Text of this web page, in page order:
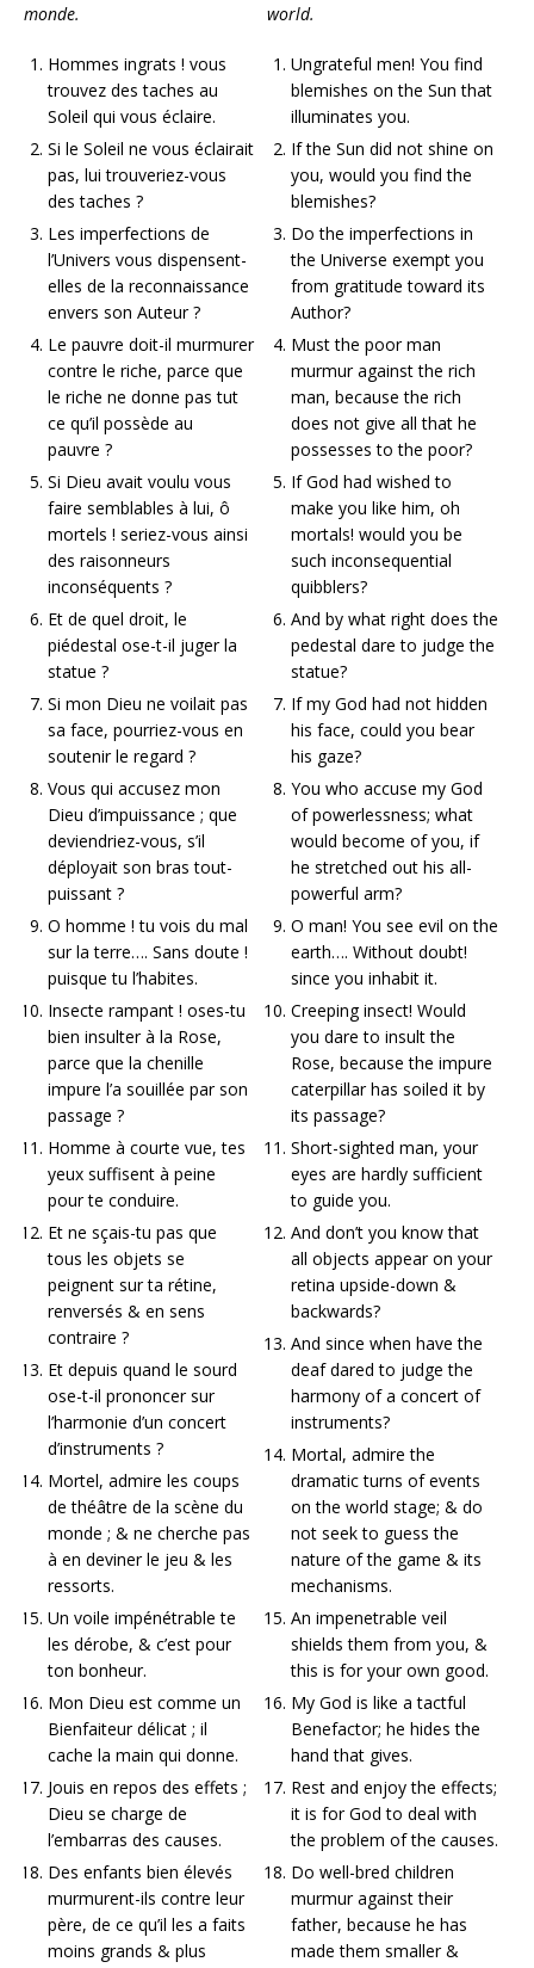
monde.
Hommes ingrats ! vous
trouvez des taches au
Soleil qui vous éclaire.
Si le Soleil ne vous éclairait
pas, lui trouveriez-vous
des taches ?
Les imperfections de
l’Univers vous dispensent-
elles de la reconnaissance
envers son Auteur ?
Le pauvre doit-il murmurer
contre le riche, parce que
le riche ne donne pas tut
ce qu’il possède au
pauvre ?
Si Dieu avait voulu vous
faire semblables à lui, ô
mortels ! seriez-vous ainsi
des raisonneurs
inconséquents ?
Et de quel droit, le
piédestal ose-t-il juger la
statue ?
Si mon Dieu ne voilait pas
sa face, pourriez-vous en
soutenir le regard ?
Vous qui accusez mon
Dieu d’impuissance ; que
deviendriez-vous, s’il
déployait son bras tout-
puissant ?
O homme ! tu vois du mal
sur la terre…. Sans doute !
puisque tu l’habites.
Insecte rampant ! oses-tu
bien insulter à la Rose,
parce que la chenille
impure l’a souillée par son
passage ?
Homme à courte vue, tes
yeux suffisent à peine
pour te conduire.
Et ne sçais-tu pas que
tous les objets se
peignent sur ta rétine,
renversés & en sens
contraire ?
Et depuis quand le sourd
ose-t-il prononcer sur
l’harmonie d’un concert
d’instruments ?
Mortel, admire les coups
de théâtre de la scène du
monde ; & ne cherche pas
à en deviner le jeu & les
ressorts.
Un voile impénétrable te
les dérobe, & c’est pour
ton bonheur.
Mon Dieu est comme un
Bienfaiteur délicat ; il
cache la main qui donne.
Jouis en repos des effets ;
Dieu se charge de
l’embarras des causes.
Des enfants bien élevés
murmurent-ils contre leur
père, de ce qu’il les a faits
moins grands & plus
world.
Ungrateful men! You find
blemishes on the Sun that
illuminates you.
If the Sun did not shine on
you, would you find the
blemishes?
Do the imperfections in
the Universe exempt you
from gratitude toward its
Author?
Must the poor man
murmur against the rich
man, because the rich
does not give all that he
possesses to the poor?
If God had wished to
make you like him, oh
mortals! would you be
such inconsequential
quibblers?
And by what right does the
pedestal dare to judge the
statue?
If my God had not hidden
his face, could you bear
his gaze?
You who accuse my God
of powerlessness; what
would become of you, if
he stretched out his all-
powerful arm?
O man! You see evil on the
earth…. Without doubt!
since you inhabit it.
Creeping insect! Would
you dare to insult the
Rose, because the impure
caterpillar has soiled it by
its passage?
Short-sighted man, your
eyes are hardly sufficient
to guide you.
And don’t you know that
all objects appear on your
retina upside-down &
backwards?
And since when have the
deaf dared to judge the
harmony of a concert of
instruments?
Mortal, admire the
dramatic turns of events
on the world stage; & do
not seek to guess the
nature of the game & its
mechanisms.
An impenetrable veil
shields them from you, &
this is for your own good.
My God is like a tactful
Benefactor; he hides the
hand that gives.
Rest and enjoy the effects;
it is for God to deal with
the problem of the causes.
Do well-bred children
murmur against their
father, because he has
made them smaller &